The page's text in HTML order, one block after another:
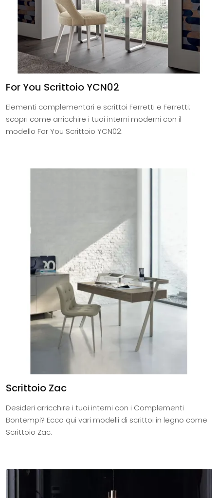
For You Scrittoio YCN02
Elementi complementari e scrittoi Ferretti e Ferretti:
scopri come arricchire i tuoi interni moderni con il
modello For You Scrittoio YCN02.
Scrittoio Zac
Desideri arricchire i tuoi interni con i Complementi
Bontempi? Ecco qui vari modelli di scrittoi in legno come
Scrittoio Zac.